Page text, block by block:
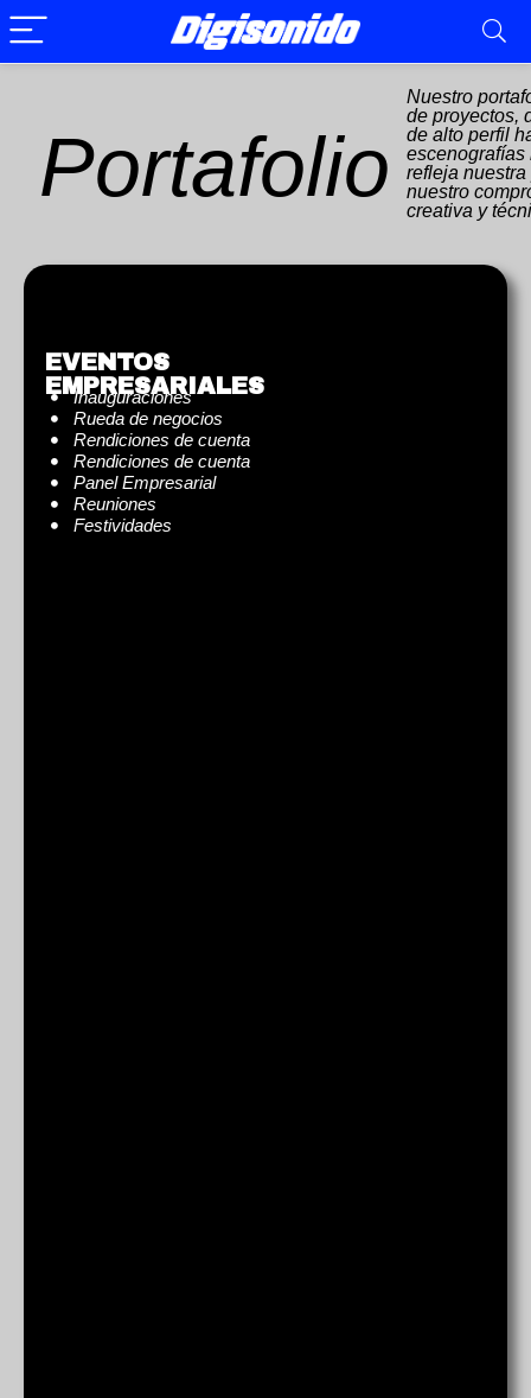
Portafolio
Nuestro
de proyectos,
de alto perfil
escenografías
refleja
nuestro
creativa y
EVENTOS
EMPRESARIALES
Inauguraciones
Rueda de negocios
Rendiciones de cuenta
Rendiciones de cuenta
Panel Empresarial
Reuniones
Festividades